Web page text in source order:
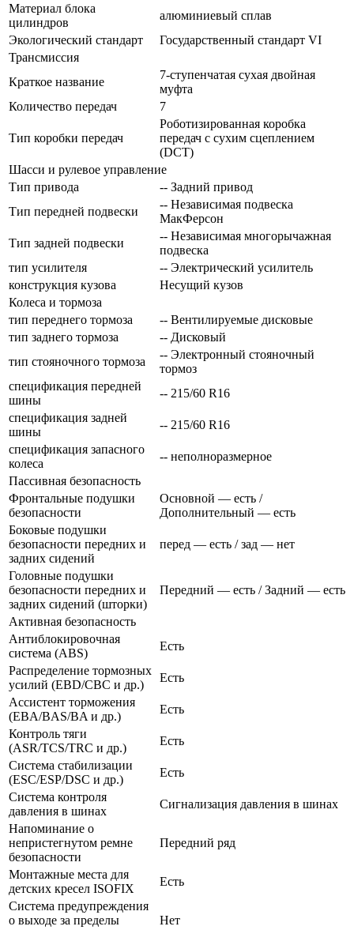
Материал блока
цилиндров
алюминиевый сплав
Экологический стандарт
Государственный стандарт VI
Трансмиссия
Краткое название
7-ступенчатая сухая двойная
муфта
Количество передач
7
Тип коробки передач
Роботизированная коробка
передач с сухим сцеплением
(DCT)
Шасси и рулевое управление
Тип привода
-- Задний привод
Тип передней подвески
-- Независимая подвеска
МакФерсон
Тип задней подвески
-- Независимая многорычажная
подвеска
тип усилителя
-- Электрический усилитель
конструкция кузова
Несущий кузов
Колеса и тормоза
тип переднего тормоза
-- Вентилируемые дисковые
тип заднего тормоза
-- Дисковый
тип стояночного тормоза
-- Электронный стояночный
тормоз
спецификация передней
шины
-- 215/60 R16
спецификация задней
шины
-- 215/60 R16
спецификация запасного
колеса
-- неполноразмерное
Пассивная безопасность
Фронтальные подушки
безопасности
Основной — есть /
Дополнительный — есть
Боковые подушки
безопасности передних и
задних сидений
перед — есть / зад — нет
Головные подушки
безопасности передних и
задних сидений (шторки)
Передний — есть / Задний — есть
Активная безопасность
Антиблокировочная
система (ABS)
Есть
Распределение тормозных
усилий (EBD/CBC и др.)
Есть
Ассистент торможения
(EBA/BAS/BA и др.)
Есть
Контроль тяги
(ASR/TCS/TRC и др.)
Есть
Система стабилизации
(ESC/ESP/DSC и др.)
Есть
Система контроля
давления в шинах
Сигнализация давления в шинах
Напоминание о
непристегнутом ремне
безопасности
Передний ряд
Монтажные места для
детских кресел ISOFIX
Есть
Система предупреждения
о выходе за пределы
Нет